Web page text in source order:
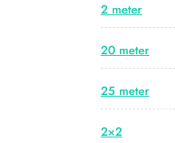
2 meter
20 meter
25 meter
2×2